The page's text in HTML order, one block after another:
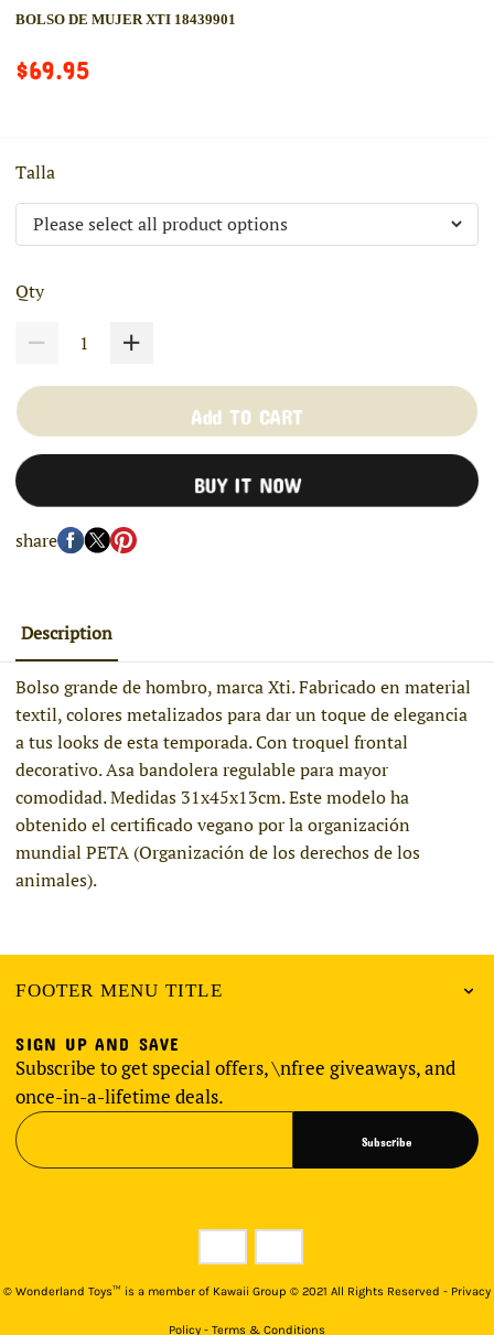
BOLSO DE MUJER XTI 18439901
$69.95
Talla
Qty
Add TO CART
BUY IT NOW
share
Description
Bolso grande de hombro, marca Xti. Fabricado en material
textil, colores metalizados para dar un toque de elegancia
a tus looks de esta temporada. Con troquel frontal
decorativo. Asa bandolera regulable para mayor
comodidad. Medidas 31x45x13cm. Este modelo ha
obtenido el certificado vegano por la organización
mundial PETA (Organización de los derechos de los
animales).
FOOTER MENU TITLE
SIGN UP AND SAVE
Subscribe to get special offers, \nfree giveaways, and
once-in-a-lifetime deals.
Subscribe
© Wonderland Toys™ is a member of Kawaii Group © 2021 All Rights Reserved - Privacy
Policy - Terms & Conditions